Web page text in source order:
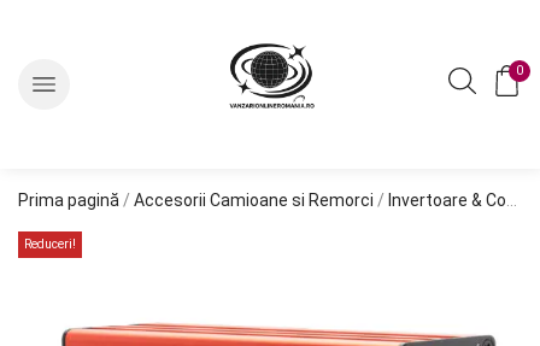
0
Prima pagină / Accesorii Camioane si Remorci / Invertoare & Convertoare
Reduceri!